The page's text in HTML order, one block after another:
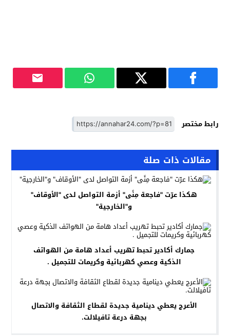
رابط مختصر
مقالات ذات صلة
هكذا عرّت "فاجعة مِنًى" أزمة التواصل لدى "الأوقاف"
و"الخارجية"
جمارك أكادير تحبط تهريب أعداد هامة من الهواتف
الذكية وعصي كهربائية وكريمات للتجميل .
الأعرج يعطي دينامية جديدة لقطاع الثقافة والاتصال
بجهة درعة تافيلالت.